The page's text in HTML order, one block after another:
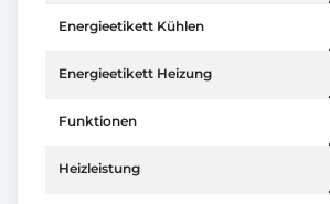
Energieetikett Kühlen
Energieetikett Heizung
Funktionen
Heizleistung